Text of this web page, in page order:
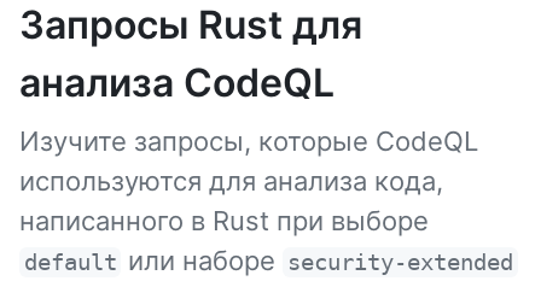
Запросы Rust для
анализа CodeQL
Изучите запросы, которые CodeQL
используются для анализа кода,
написанного в Rust при выборе
default или наборе security-extended